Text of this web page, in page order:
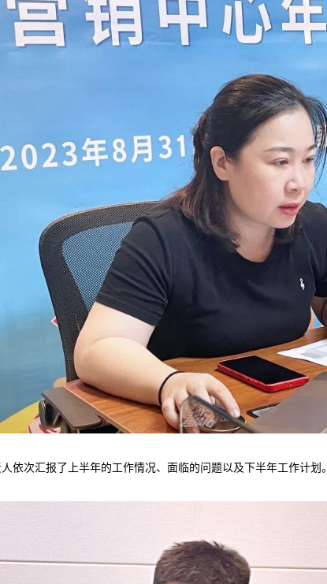
依次汇报了上半年的工作情况、面临的问题以及下半年工作计划。